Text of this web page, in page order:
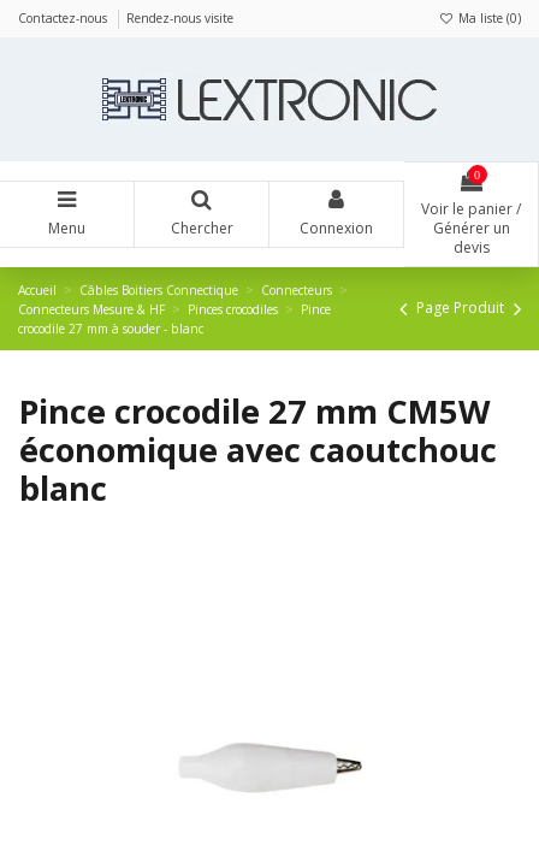
Contactez-nous Rendez-nous visite Ma liste (0)
Menu Chercher Connexion
0
Voir le panier /
Générer un
devis
Accueil Câbles Boitiers Connectique
Connecteurs
Connecteurs Mesure & HF
Pinces crocodiles
Pince
crocodile 27 mm à souder - blanc
Page Produit
Pince crocodile 27 mm CM5W
économique avec caoutchouc
blanc
Panneau de gestion des cookies